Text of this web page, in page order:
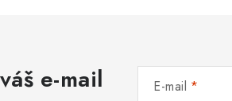
e-mail E-mail